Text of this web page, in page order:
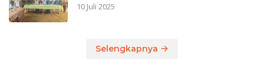
10 Juli 2025
Selengkapnya